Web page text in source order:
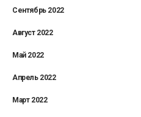
Сентябрь 2022
Август 2022
Май 2022
Апрель 2022
Март 2022